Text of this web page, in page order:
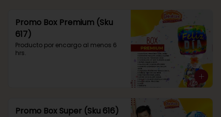
Promo Box Premium (Sku
617)
Producto por encargo al menos 6
hrs.
Promo Box Super (Sku 616)